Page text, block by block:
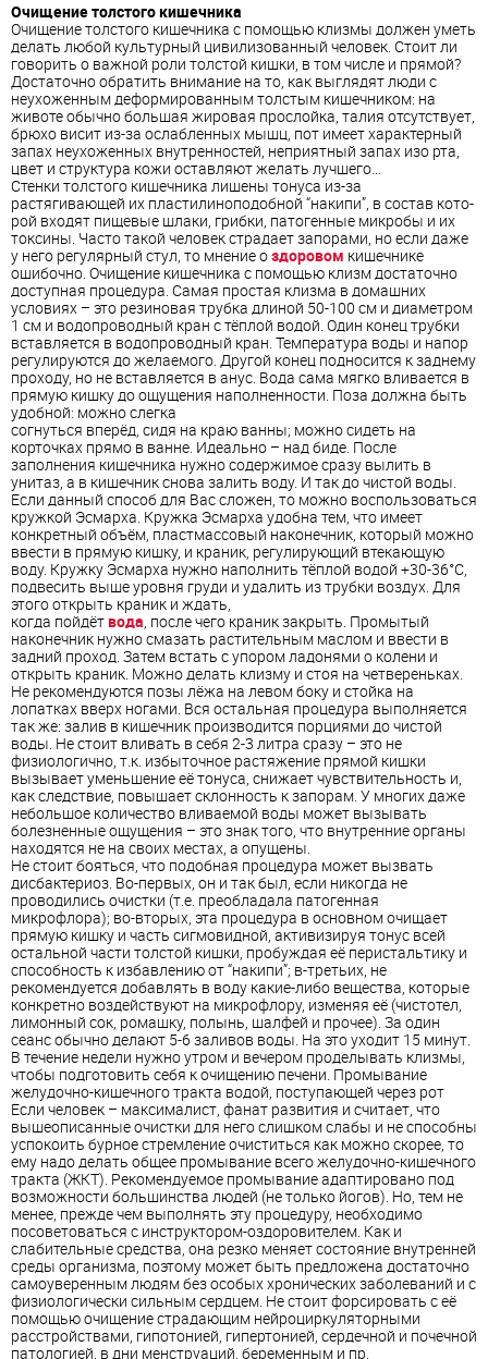
Очищение толстого кишечника
Очищение толстого кишечника с помощью клизмы должен уметь
делать любой культурный цивилизованный человек. Стоит ли
говорить о важной роли толстой кишки, в том числе и прямой?
Достаточно обратить внимание на то, как выглядят люди с
неухоженным деформированным толстым кишечником: на
животе обычно большая жировая прослойка, талия отсутствует,
брюхо висит из-за ослабленных мышц, пот имеет характерный
запах неухоженных внутренностей, неприятный запах изо рта,
цвет и структура кожи оставляют желать лучшего…
Стенки толстого кишечника лишены тонуса из-за
растягивающей их пластилиноподобной “накипи”, в состав кото-
рой входят пищевые шлаки, грибки, патогенные микробы и их
токсины. Часто такой человек страдает запорами, но если даже
у него регулярный стул, то мнение оздоровом кишечнике
ошибочно. Очищение кишечника с помощью клизм достаточно
доступная процедура. Самая простая клизма в домашних
условиях – это резиновая трубка длиной 50-100 см и диаметром
1 см и водопроводный кран с тёплой водой. Один конец трубки
вставляется в водопроводный кран. Температура воды и напор
регулируются до желаемого. Другой конец подносится к заднему
проходу, но не вставляется в анус. Вода сама мягко вливается в
прямую кишку до ощущения наполненности. Поза должна быть
удобной: можно слегка
согнуться вперёд, сидя на краю ванны; можно сидеть на
корточках прямо в ванне. Идеально – над биде. После
заполнения кишечника нужно содержимое сразу вылить в
унитаз, а в кишечник снова залить воду. И так до чистой воды.
Если данный способ для Вас сложен, то можно воспользоваться
кружкой Эсмарха. Кружка Эсмарха удобна тем, что имеет
конкретный объём, пластмассовый наконечник, который можно
ввести в прямую кишку, и краник, регулирующий втекающую
воду. Кружку Эсмарха нужно наполнить тёплой водой +30-36°С,
подвесить выше уровня груди и удалить из трубки воздух. Для
этого открыть краник и ждать,
когда пойдётвода, после чего краник закрыть. Промытый
наконечник нужно смазать растительным маслом и ввести в
задний проход. Затем встать с упором ладонями о колени и
открыть краник. Можно делать клизму и стоя на четвереньках.
Не рекомендуются позы лёжа на левом боку и стойка на
лопатках вверх ногами. Вся остальная процедура выполняется
так же: залив в кишечник производится порциями до чистой
воды. Не стоит вливать в себя 2-3 литра сразу – это не
физиологично, т.к. избыточное растяжение прямой кишки
вызывает уменьшение её тонуса, снижает чувствительность и,
как следствие, повышает склонность к запорам. У многих даже
небольшое количество вливаемой воды может вызывать
болезненные ощущения – это знак того, что внутренние органы
находятся не на своих местах, а опущены.
Не стоит бояться, что подобная процедура может вызвать
дисбактериоз. Во-первых, он и так был, если никогда не
проводились очистки (т.е. преобладала патогенная
микрофлора); во-вторых, эта процедура в основном очищает
прямую кишку и часть сигмовидной, активизируя тонус всей
остальной части толстой кишки, пробуждая её перистальтику и
способность к избавлению от “накипи”; в-третьих, не
рекомендуется добавлять в воду какие-либо вещества, которые
конкретно воздействуют на микрофлору, изменяя её (чистотел,
лимонный сок, ромашку, полынь, шалфей и прочее). За один
сеанс обычно делают 5-6 заливов воды. На это уходит 15 минут.
В течение недели нужно утром и вечером проделывать клизмы,
чтобы подготовить себя к очищению печени. Промывание
желудочно-кишечного тракта водой, поступающей через рот
Если человек – максималист, фанат развития и считает, что
вышеописанные очистки для него слишком слабы и не способны
успокоить бурное стремление очиститься как можно скорее, то
ему надо делать общее промывание всего желудочно-кишечного
тракта (ЖКТ). Рекомендуемое промывание адаптировано под
возможности большинства людей (не только йогов). Но, тем не
менее, прежде чем выполнять эту процедуру, необходимо
посоветоваться с инструктором-оздоровителем. Как и
слабительные средства, она резко меняет состояние внутренней
среды организма, поэтому может быть предложена достаточно
самоуверенным людям без особых хронических заболеваний и с
физиологически сильным сердцем. Не стоит форсировать с её
помощью очищение страдающим нейроциркуляторными
расстройствами, гипотонией, гипертонией, сердечной и почечной
патологией, в дни менструаций, беременным и пр.